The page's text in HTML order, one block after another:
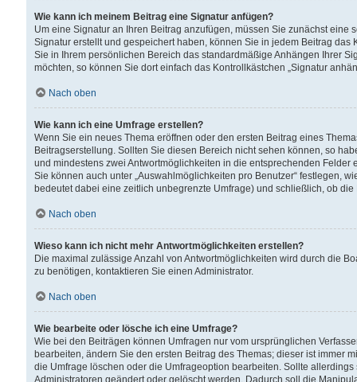
Wie kann ich meinem Beitrag eine Signatur anfügen?
Um eine Signatur an Ihren Beitrag anzufügen, müssen Sie zunächst
Signatur erstellt und gespeichert haben, können Sie in jedem Beitrag
Sie in Ihrem persönlichen Bereich das standardmäßige Anhängen Ihrer
möchten, so können Sie dort einfach das Kontrollkästchen „Signatur
Nach oben
Wie kann ich eine Umfrage erstellen?
Wenn Sie ein neues Thema eröffnen oder den ersten Beitrag eines
Beitragserstellung. Sollten Sie diesen Bereich nicht sehen können, so
und mindestens zwei Antwortmöglichkeiten in die entsprechenden
Sie können auch unter „Auswahlmöglichkeiten pro Benutzer“ festlegen,
bedeutet dabei eine zeitlich unbegrenzte Umfrage) und schließlich, ob
Nach oben
Wieso kann ich nicht mehr Antwortmöglichkeiten erstellen?
Die maximal zulässige Anzahl von Antwortmöglichkeiten wird durch die
zu benötigen, kontaktieren Sie einen Administrator.
Nach oben
Wie bearbeite oder lösche ich eine Umfrage?
Wie bei den Beiträgen können Umfragen nur vom ursprünglichen
bearbeiten, ändern Sie den ersten Beitrag des Themas; dieser ist immer
die Umfrage löschen oder die Umfrageoption bearbeiten. Sollte
Administratoren geändert oder gelöscht werden. Dadurch soll die